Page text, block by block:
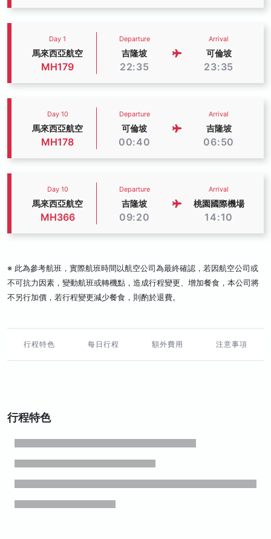
Day 1
馬來西亞航空
MH179
Departure
吉隆坡
22:35
Arrival
可倫坡
23:35
Day 10
馬來西亞航空
MH178
Departure
可倫坡
00:40
Arrival
吉隆坡
06:50
Day 10
馬來西亞航空
MH366
Departure
吉隆坡
09:20
Arrival
桃園國際機場
14:10
※ 此為參考航班，實際航班時間以航空公司為最終確認，若因航空公司或
不可抗力因素，變動航班或轉機點，造成行程變更、增加餐食，本公司將
不另行加價，若行程變更減少餐食，則酌於退費。
行程特色 每日行程 額外費用 注意事項
行程特色